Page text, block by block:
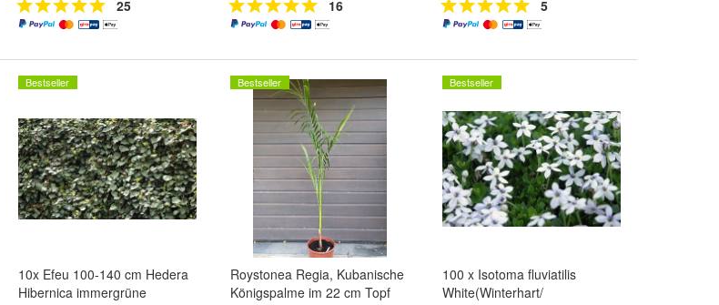
25 16 5
Bestseller
10x Efeu 100-140 cm Hedera
Hibernica immergrüne
Bestseller
Roystonea Regia, Kubanische
Königspalme im 22 cm Topf
Bestseller
100 x Isotoma fluviatilis
White(Winterhart/